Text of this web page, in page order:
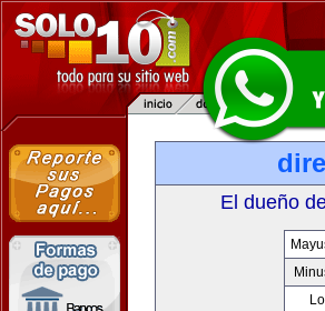
El dueño